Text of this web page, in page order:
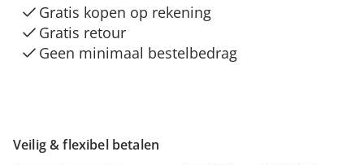
Veilig & flexibel betalen
Gratis kopen op rekening
Gratis retour
Geen minimaal bestelbedrag